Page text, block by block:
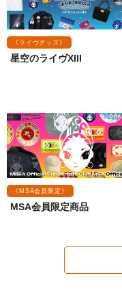
《ライヴグッズ》
星空のライヴXIII
《MSA会員限定》
MSA会員限定商品